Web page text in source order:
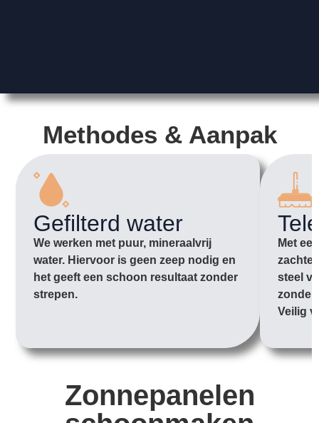
Methodes & Aanpak
Gefilterd water
We werken met puur, mineraalvrij
water. Hiervoor is geen zeep nodig en
het geeft een schoon resultaat zonder
strepen.
Met
zachte
steel
zonder
Veilig
Zonnepanelen